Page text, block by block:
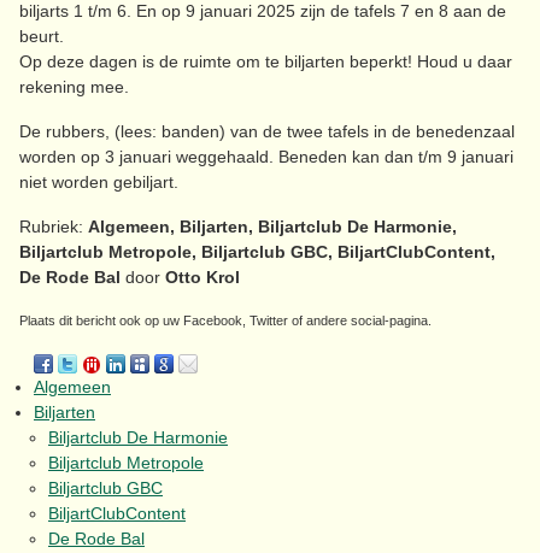
biljarts 1 t/m 6. En op 9 januari 2025 zijn de tafels 7 en 8 aan de
beurt.
Op deze dagen is de ruimte om te biljarten beperkt! Houd u daar
rekening mee.
De rubbers, (lees: banden) van de twee tafels in de benedenzaal
worden op 3 januari weggehaald. Beneden kan dan t/m 9 januari
niet worden gebiljart.
Rubriek: Algemeen, Biljarten, Biljartclub De Harmonie,
Biljartclub Metropole, Biljartclub GBC, BiljartClubContent,
De Rode Bal door Otto Krol
Plaats dit bericht ook op uw Facebook, Twitter of andere social-pagina.
Algemeen
Biljarten
Biljartclub De Harmonie
Biljartclub Metropole
Biljartclub GBC
BiljartClubContent
De Rode Bal